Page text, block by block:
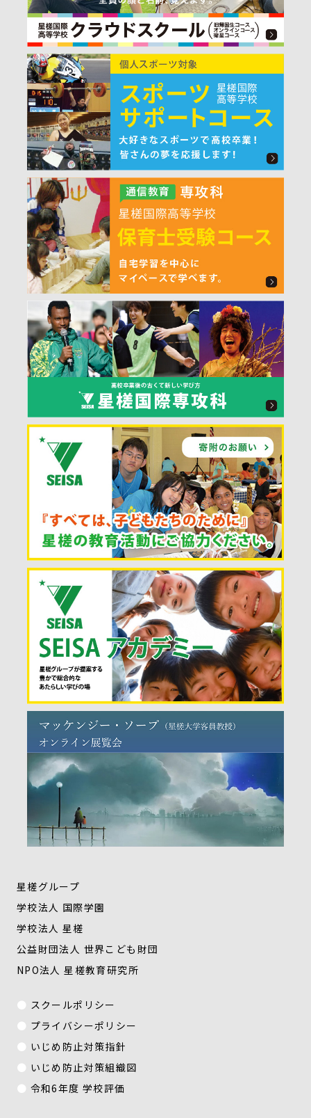
星槎グループ
学校法人 国際学園
学校法人 星槎
公益財団法人 世界こども財団
NPO法人 星槎教育研究所
スクールポリシー
プライバシーポリシー
いじめ防止対策指針
いじめ防止対策組織図
令和6年度 学校評価